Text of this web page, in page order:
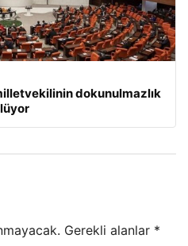
dokunulmazlık
Gerekli alanlar *